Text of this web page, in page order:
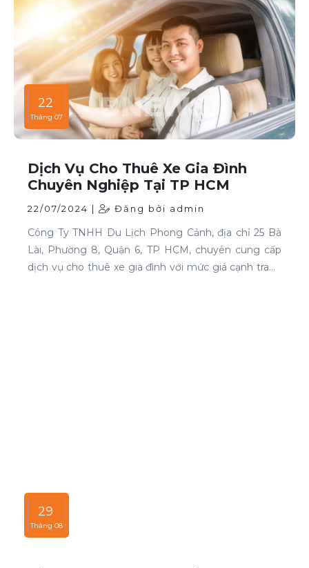
22
Tháng 07
Dịch Vụ Cho Thuê Xe Gia Đình
Chuyên Nghiệp Tại TP HCM
22/07/2024 | Đăng bởi admin
Công Ty TNHH Du Lịch Phong Cảnh, địa chỉ 25 Bà
Lài, Phường 8, Quận 6, TP HCM, chuyên cung cấp
dịch vụ cho thuê xe gia đình với mức giá cạnh tranh
29
Tháng 08